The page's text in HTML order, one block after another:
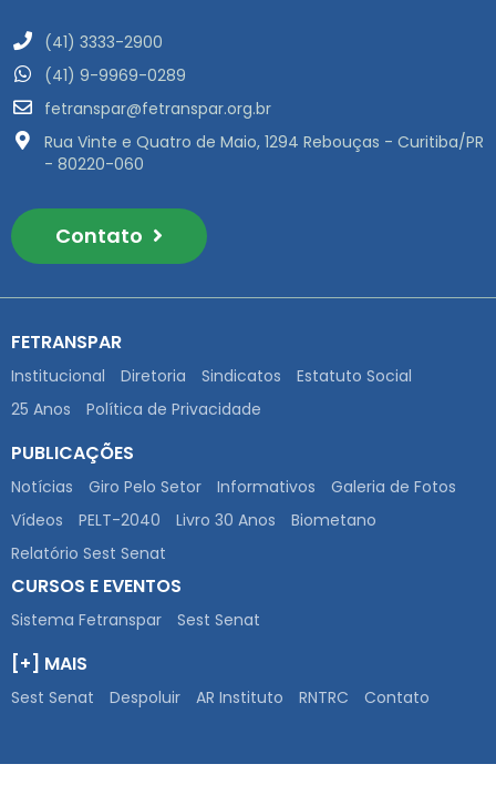
(41) 3333-2900
(41) 9-9969-0289
fetranspar@fetranspar.org.br
Rua Vinte e Quatro de Maio, 1294 Rebouças - Curitiba/PR
- 80220-060
Contato
FETRANSPAR
Institucional Diretoria Sindicatos
Estatuto Social
25 Anos
Política de Privacidade
PUBLICAÇÕES
Notícias Giro Pelo Setor Informativos
Galeria de Fotos
Vídeos
PELT-2040 Livro 30 Anos
Biometano
Relatório Sest Senat
CURSOS E EVENTOS
Sistema Fetranspar Sest Senat
[+] MAIS
Sest Senat Despoluir AR Instituto RNTRC Contato